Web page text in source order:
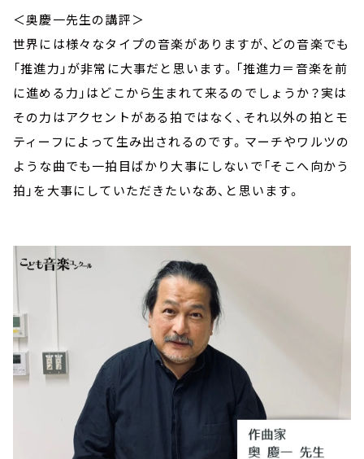
＜奥慶一先生の講評＞
世界には様々なタイプの音楽がありますが、どの音楽でも
「推進力」が非常に大事だと思います。「推進力＝音楽を前
に進める力」はどこから生まれて来るのでしょうか？実は
その力はアクセントがある拍ではなく、それ以外の拍とモ
ティーフによって生み出されるのです。マーチやワルツの
ような曲でも一拍目ばかり大事にしないで「そこへ向かう
拍」を大事にしていただきたいなあ、と思います。